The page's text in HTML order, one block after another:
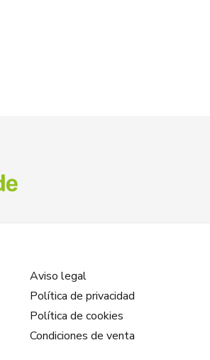
Aviso legal
Política de privacidad
Política de cookies
Condiciones de venta